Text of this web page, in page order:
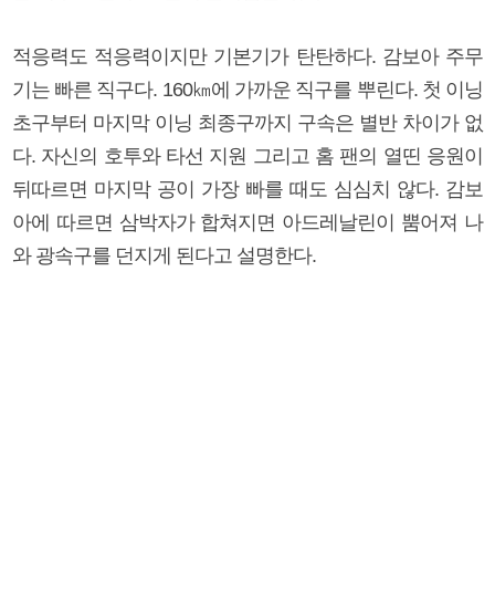
적응력도 적응력이지만 기본기가 탄탄하다. 감보아 주무
기는 빠른 직구다. 160㎞에 가까운 직구를 뿌린다. 첫 이닝
초구부터 마지막 이닝 최종구까지 구속은 별반 차이가 없
다. 자신의 호투와 타선 지원 그리고 홈 팬의 열띤 응원이
뒤따르면 마지막 공이 가장 빠를 때도 심심치 않다. 감보
아에 따르면 삼박자가 합쳐지면 아드레날린이 뿜어져 나
와 광속구를 던지게 된다고 설명한다.